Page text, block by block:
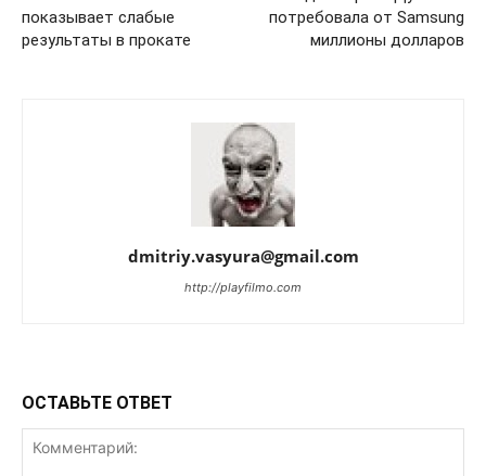
показывает слабые
результаты в прокате
потребовала от Samsung
миллионы долларов
dmitriy.vasyura@gmail.com
http://playfilmo.com
ОСТАВЬТЕ ОТВЕТ